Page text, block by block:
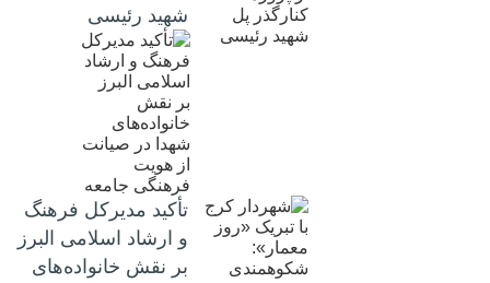
شهید رئیسی
تأکید مدیرکل فرهنگ
و ارشاد اسلامی البرز
بر نقش خانواده‌های